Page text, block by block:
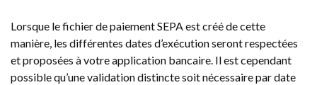
Lorsque le fichier de paiement SEPA est créé de cette
manière, les différentes dates d’exécution seront respectées
et proposées à votre application bancaire. Il est cependant
possible qu’une validation distincte soit nécessaire par date